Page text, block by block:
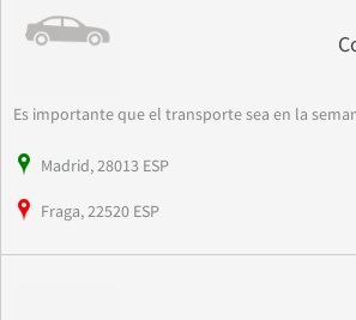
Es importante que el transporte sea en la
Madrid, 28013 ESP
Fraga, 22520 ESP